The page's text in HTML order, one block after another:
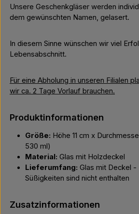
Unsere Geschenkgläser werden
dem gewünschten Namen, gelasert.
In diesem Sinne wünschen wir viel
Lebensabschnitt.
Für eine Abholung in unseren Filialen
wir ca. 2 Tage Vorlauf brauchen.
Produktinformationen
Größe: Höhe 11 cm x
530 ml)
Material: Glas mit Holzdeckel
Lieferumfang: Glas mit Deckel -
Süßigkeiten sind nicht enthalten
Zusatzinformationen